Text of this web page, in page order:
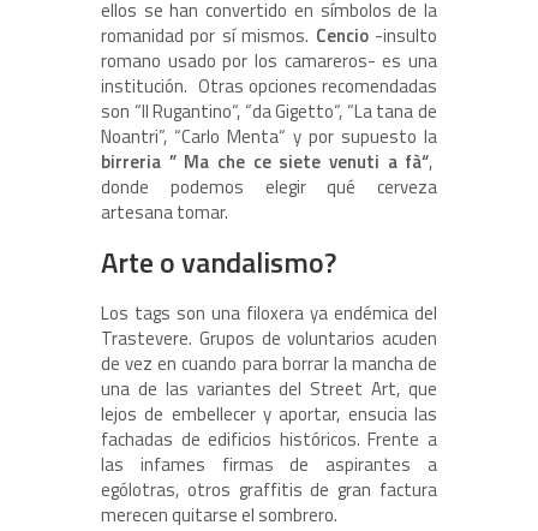
ellos se han convertido en símbolos de la
romanidad por sí mismos. Cencio-insulto
romano usado por los camareros- es una
institución. Otras opciones recomendadas
son “Il Rugantino“, “da Gigetto“, “La tana de
Noantri”, “Carlo Menta“ y por supuesto la
birreria ” Ma che ce siete venuti a fà“,
donde podemos elegir qué cerveza
artesana tomar.
Arte o vandalismo?
Los tags son una filoxera ya endémica del
Trastevere. Grupos de voluntarios acuden
de vez en cuando para borrar la mancha de
una de las variantes del Street Art, que
lejos de embellecer y aportar, ensucia las
fachadas de edificios históricos. Frente a
las infames firmas de aspirantes a
ególotras, otros graffitis de gran factura
merecen quitarse el sombrero.